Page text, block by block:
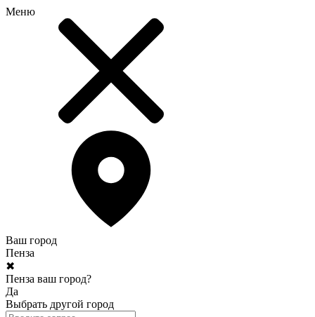
Меню
Ваш город
Пенза
✖
Пенза ваш город?
Да
Выбрать другой город